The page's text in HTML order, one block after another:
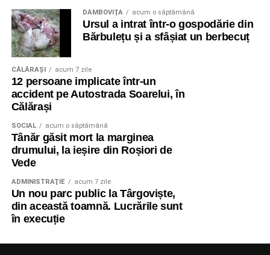
DÂMBOVIŢA acum o săptămână
Ursul a intrat într-o gospodărie din
Bărbulețu și a sfâșiat un berbecuț
CĂLĂRAŞI acum 7 zile
12 persoane implicate într-un
accident pe Autostrada Soarelui, în
Călărași
SOCIAL acum o săptămână
Tânăr găsit mort la marginea
drumului, la ieșire din Roșiori de
Vede
ADMINISTRAŢIE acum 7 zile
Un nou parc public la Târgoviște,
din această toamnă. Lucrările sunt
în execuție